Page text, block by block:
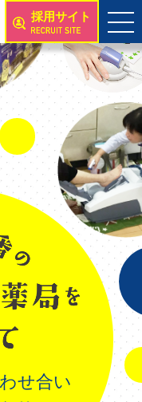
採用サイト
せ合い